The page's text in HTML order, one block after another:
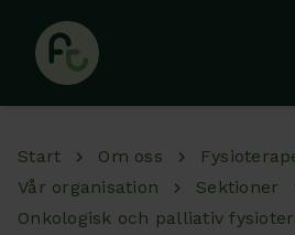
Start Om oss
Vår organisation
Sektioner
Onkologisk och palliativ